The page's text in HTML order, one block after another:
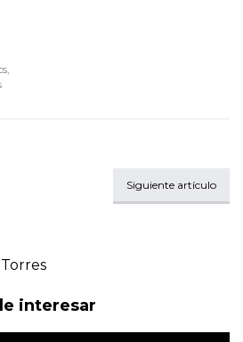
,
Siguiente artículo
interesar